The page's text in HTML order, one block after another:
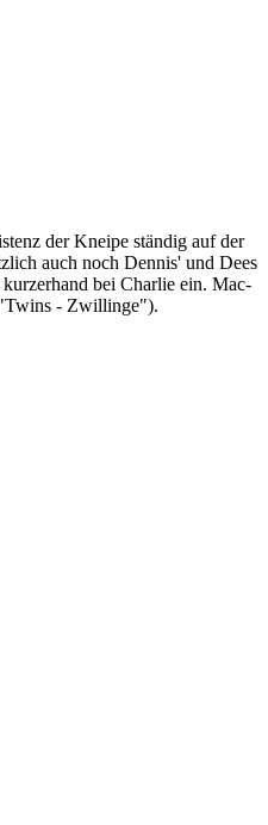
der Kneipe ständig auf der
auch noch Dennis' und Dees
bei Charlie ein. Mac-
- Zwillinge").